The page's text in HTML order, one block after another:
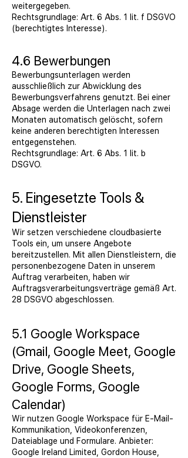
weitergegeben.
Rechtsgrundlage: Art. 6 Abs. 1 lit. f DSGVO
(berechtigtes Interesse).
4.6 Bewerbungen
Bewerbungsunterlagen werden
ausschließlich zur Abwicklung des
Bewerbungsverfahrens genutzt. Bei einer
Absage werden die Unterlagen nach zwei
Monaten automatisch gelöscht, sofern
keine anderen berechtigten Interessen
entgegenstehen.
Rechtsgrundlage: Art. 6 Abs. 1 lit. b
DSGVO.
5. Eingesetzte Tools &
Dienstleister
Wir setzen verschiedene cloudbasierte
Tools ein, um unsere Angebote
bereitzustellen. Mit allen Dienstleistern, die
personenbezogene Daten in unserem
Auftrag verarbeiten, haben wir
Auftragsverarbeitungsverträge gemäß Art.
28 DSGVO abgeschlossen.
5.1 Google Workspace
(Gmail, Google Meet, Google
Drive, Google Sheets,
Google Forms, Google
Calendar)
Wir nutzen Google Workspace für E-Mail-
Kommunikation, Videokonferenzen,
Dateiablage und Formulare. Anbieter:
Google Ireland Limited, Gordon House,